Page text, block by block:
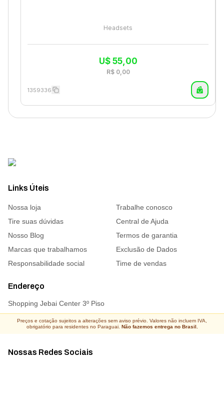
Headsets
U$ 55,00
R$ 0,00
1359336
Links Úteis
Nossa loja
Trabalhe conosco
Tire suas dúvidas
Central de Ajuda
Nosso Blog
Termos de garantia
Marcas que trabalhamos
Exclusão de Dados
Responsabilidade social
Time de vendas
Endereço
Shopping Jebai Center 3º Piso
Nossas Redes Sociais
Preços e cotação sujeitos a alterações sem aviso prévio. Valores não incluem IVA,
obrigatório para residentes no Paraguai. Não fazemos entrega no Brasil.